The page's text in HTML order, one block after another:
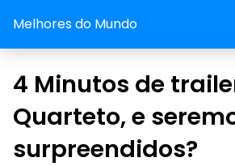
Melhores do Mundo
4 Minutos de
Quarteto, e
surpreendidos?